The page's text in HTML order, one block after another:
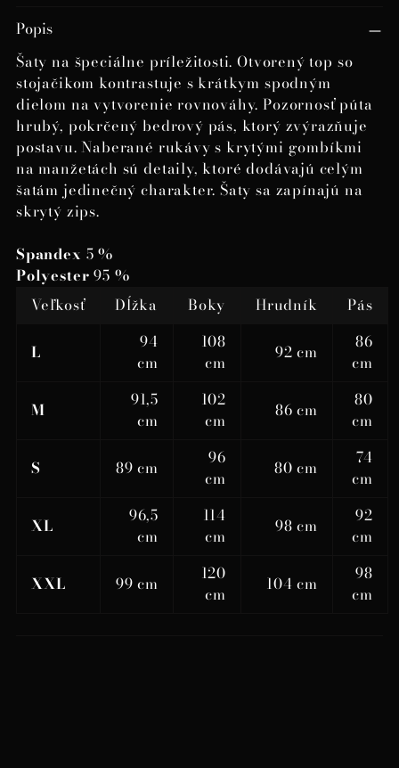
produktu
do
košíka
Popis
Šaty na špeciálne príležitosti. Otvorený top so
stojačikom kontrastuje s krátkym spodným
dielom na vytvorenie rovnováhy. Pozornosť púta
hrubý, pokrčený bedrový pás, ktorý zvýrazňuje
postavu. Naberané rukávy s krytými gombíkmi
na manžetách sú detaily, ktoré dodávajú celým
šatám jedinečný charakter. Šaty sa zapínajú na
skrytý zips.
Spandex 5 %
Polyester 95 %
Veľkosť
Dĺžka Boky Hrudník Pás
L
94
cm
108
cm
92 cm
86
cm
M
91,5
cm
102
cm
86 cm
80
cm
S 89 cm
96
cm
80 cm
74
cm
XL
96,5
cm
114
cm
98 cm
92
cm
XXL 99 cm
120
cm
104 cm
98
cm